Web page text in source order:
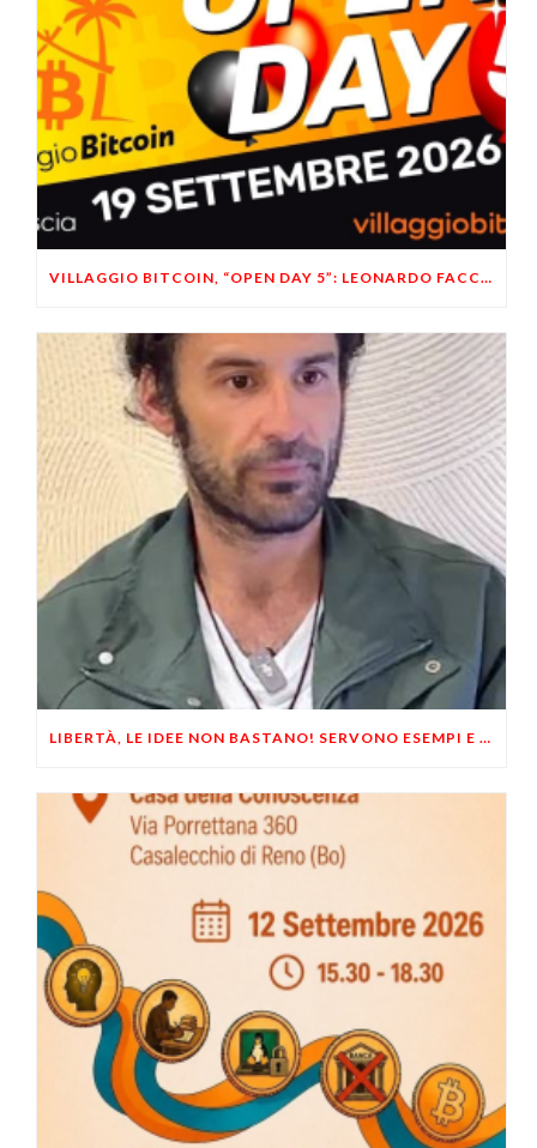
VILLAGGIO BITCOIN, “OPEN DAY 5”: LEONARDO FACCO OSPITE A BRESCIA
LIBERTÀ, LE IDEE NON BASTANO! SERVONO ESEMPI E UN PO’ DI COERENZA